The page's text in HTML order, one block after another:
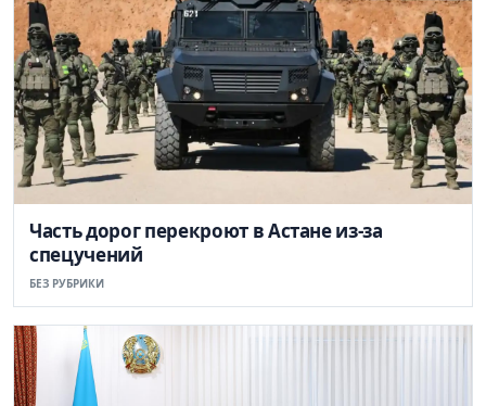
Часть дорог перекроют в Астане из-за
спецучений
БЕЗ РУБРИКИ